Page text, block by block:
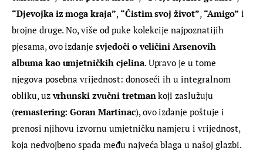
“Djevojka iz moga kraja”, “Čistim svoj život”, “Amigo” i
brojne druge. No, više od puke kolekcije najpoznatijih
pjesama, ovo izdanje svjedoči o veličini Arsenovih
albuma kao umjetničkih cjelina. Upravo je u tome
njegova posebna vrijednost: donoseći ih u integralnom
obliku, uz vrhunski zvučni tretman koji zaslužuju
(remastering: Goran Martinac), ovo izdanje poštuje i
prenosi njihovu izvornu umjetničku namjeru i vrijednost,
koja nedvojbeno spada među najveća blaga u našoj glazbi.